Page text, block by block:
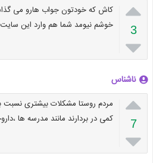

3

کاش که خودتون جواب هارو می
خوشم نیومد شما هم وارد این
ناشناس

7

مردم روستا مشکلات بیشتری نسبت
کمی در بردارند مانند مدرسه ها